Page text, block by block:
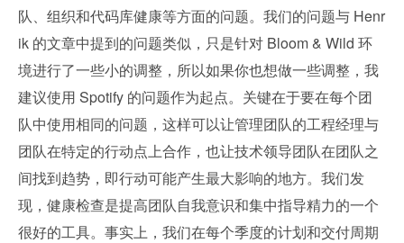
队、组织和代码库健康等方面的问题。我们的问题与 Henr
ik 的文章中提到的问题类似，只是针对 Bloom & Wild 环
境进行了一些小的调整，所以如果你也想做一些调整，我
建议使用 Spotify 的问题作为起点。关键在于要在每个团
队中使用相同的问题，这样可以让管理团队的工程经理与
团队在特定的行动点上合作，也让技术领导团队在团队之
间找到趋势，即行动可能产生最大影响的地方。我们发
现，健康检查是提高团队自我意识和集中指导精力的一个
很好的工具。事实上，我们在每个季度的计划和交付周期